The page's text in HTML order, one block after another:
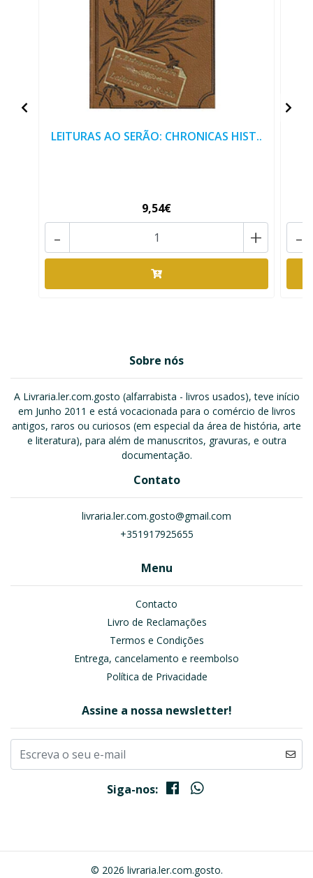
LEITURAS AO SERÃO: CHRONICAS HIST..
9,54€
+
- -
Sobre nós
A Livraria.ler.com.gosto (alfarrabista - livros usados), teve início
em Junho 2011 e está vocacionada para o comércio de livros
antigos, raros ou curiosos (em especial da área de história, arte
e literatura), para além de manuscritos, gravuras, e outra
documentação.
Contato
livraria.ler.com.gosto@gmail.com
+351917925655
Menu
Contacto
Livro de Reclamações
Termos e Condições
Entrega, cancelamento e reembolso
Política de Privacidade
Assine a nossa newsletter!
Siga-nos:
© 2026 livraria.ler.com.gosto.